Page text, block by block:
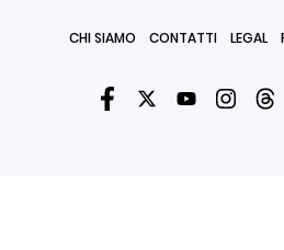
CHI SIAMO CONTATTI LEGAL